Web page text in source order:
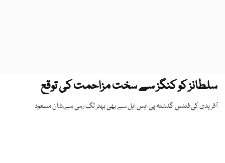
سلطانز کو کنگز سے سخت مزاحمت کی توقع
آفریدی کی فٹنس گذشتہ پی ایس ایل سے بھی بہتر لگ رہی ہے،شان مسعود